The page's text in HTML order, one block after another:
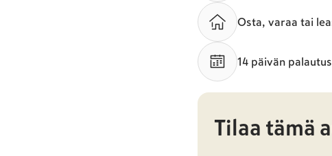
Osta, varaa tai
14 päivän
Tilaa tämä